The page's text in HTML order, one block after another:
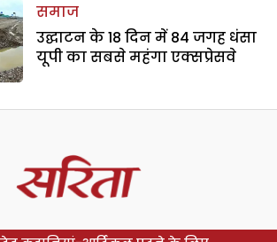
समाज
उद्घाटन के 18 दिन में 84 जगह धंसा
यूपी का सबसे महंगा एक्सप्रेसवे